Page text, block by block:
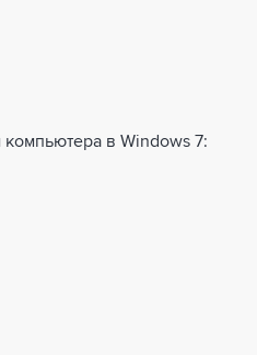
в Windows 7: